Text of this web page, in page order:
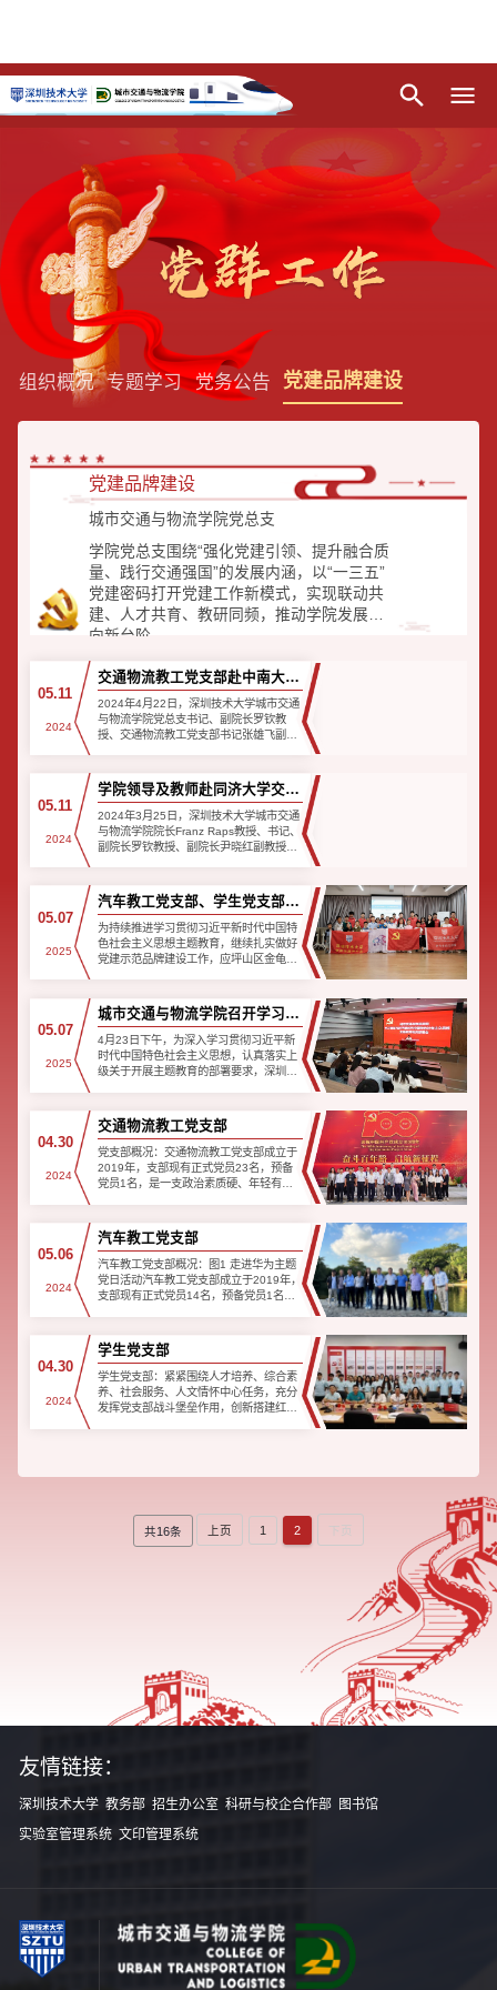
组织概况 专题学习 党务公告 党建品牌建设
党建品牌建设
城市交通与物流学院党总支
学院党总支围绕“强化党建引领、提升融合质
量、践行交通强国”的发展内涵，以“一三五”
党建密码打开党建工作新模式，实现联动共
建、人才共育、教研同频，推动学院发展迈
向新台阶。
05.11
2024
交通物流教工党支部赴中南大学
交通运输工程学院进行调研交流
2024年4月22日，深圳技术大学城市交通
与物流学院党总支书记、副院长罗钦教
授、交通物流教工党支部书记张雄飞副教
建、学术交流和参观访问...
05.11
2024
学院领导及教师赴同济大学交通
运输工程学院进行访问交流
2024年3月25日，深圳技术大学城市交通
与物流学院院长Franz Raps教授、书记、
副院长罗钦教授、副院长尹晓红副教授、
和参观访问。同济大...
05.07
2025
汽车教工党支部、学生党支部与
研究生院党总支联合开展“汽车
科技进社区”主题党日活动
为持续推进学习贯彻习近平新时代中国特
色社会主义思想主题教育，继续扎实做好
党建示范品牌建设工作，应坪山区金龟社
院党总支于2023年1...
05.07
2025
城市交通与物流学院召开学习贯
彻习近平新时代中国特色社会主
义思想主题教育动员部署会
4月23日下午，为深入学习贯彻习近平新
时代中国特色社会主义思想，认真落实上
级关于开展主题教育的部署要求，深圳技
教育动员部署会。大...
04.30
2024
交通物流教工党支部
党支部概况：​交通物流教工党支部成立于
2019年，支部现有正式党员23名，预备
党员1名，是一支政治素质硬、年轻有朝
建创支部品牌”为...
05.06
2024
汽车教工党支部
​汽车教工党支部概况：图1 走进华为主题
党日活动汽车教工党支部成立于2019年，
支部现有正式党员14名，预备党员1名。
记关于党的建设的...
04.30
2024
学生党支部
学生党支部：紧紧围绕人才培养、综合素
养、社会服务、人文情怀中心任务，充分
发挥党支部战斗堡垒作用，创新搭建红
共16条 上页 1 2 下页
友情链接：
深圳技术大学 教务部 招生办公室 科研与校企合作部 图书馆
实验室管理系统 文印管理系统